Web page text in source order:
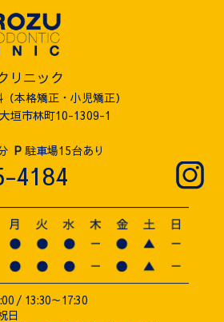
リニック
本格矯正・小児矯正）
垣市林町10-1309-1
P 駐車場15台あり
4184
/ 13:30～17:30
日